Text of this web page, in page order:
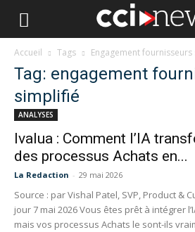
Accueil Tags Engagement
Tag: engagement
simplifié
ANALYSES
Ivalua : Comment l’IA
des processus Achats en...
La Redaction - 29 mai 2026
Source : par Vishal Patel, SVP, Product &
jour 7 mai 2026 Vous êtes prêt à intégrer
mais vos processus Achats le sont-ils